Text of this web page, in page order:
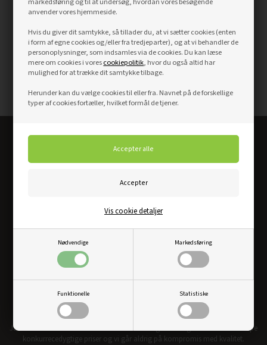
anvender vores hjemmeside.
Hvis du giver dit samtykke, så tillader du, at vi sætter cookies (enten
i form af egne cookies og/eller fra tredjeparter), og at vi behandler de
personoplysninger, som indsamles via de cookies. Du kan læse
mere om cookies i vorescookiepolitik, hvor du også altid har
mulighed for at trække dit samtykke tilbage.
Herunder kan du vælge cookies til eller fra. Navnet på de forskellige
typer af cookies fortæller, hvilket formål de tjener.
Nødvendige Markedsføring
Funktionelle Statistiske
Vis cookie detaljer
Altid det bedste dørkøb
Bredt udvalg og skarpe priser
Just Doors har et af markedets bredeste udvalg i døre og karme. Vi har skarpe
konkurrecedygtige priser og vi går aldrig på kompromis med kvalitet.